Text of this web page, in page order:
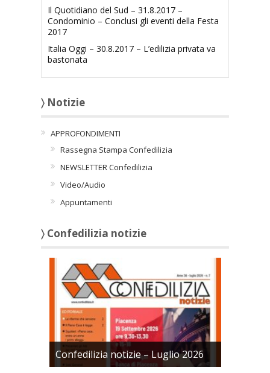
Il Quotidiano del Sud – 31.8.2017 –
Condominio – Conclusi gli eventi della Festa
2017
Italia Oggi – 30.8.2017 – L’edilizia privata va
bastonata
〉 Notizie
APPROFONDIMENTI
Rassegna Stampa Confedilizia
NEWSLETTER Confedilizia
Video/Audio
Appuntamenti
〉 Confedilizia notizie
Confedilizia notizie – Luglio 2026